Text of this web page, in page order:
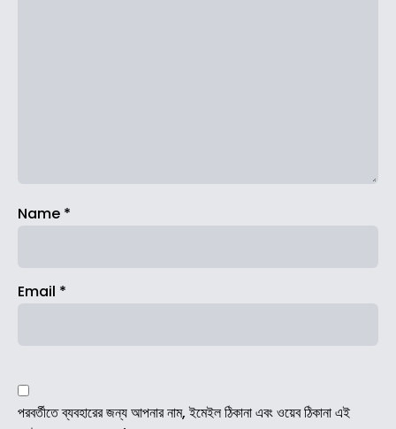
Name *
Email *
পরবর্তীতে ব্যবহারের জন্য আপনার নাম, ইমেইল ঠিকানা এবং ওয়েব ঠিকানা এই